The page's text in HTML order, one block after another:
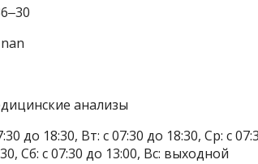
анализы
до 18:30, Вт: с 07:30 до 18:30, Ср: с
Сб: с 07:30 до 13:00, Вс: выходной